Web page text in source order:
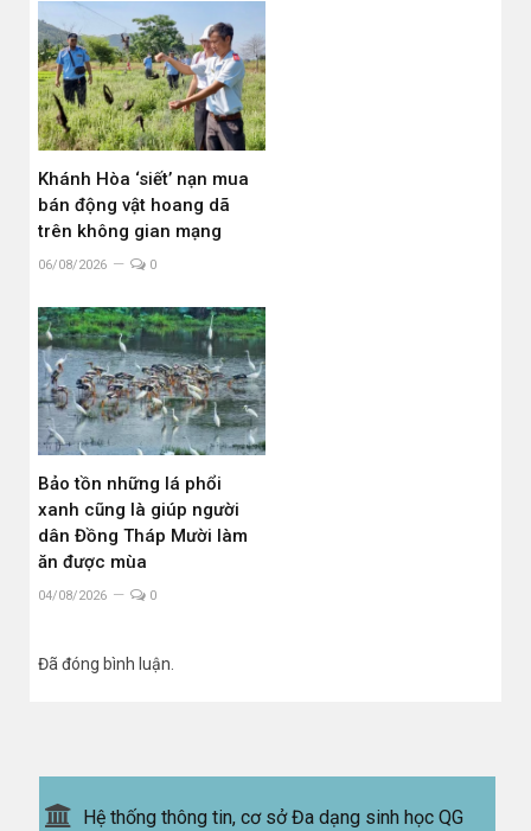
Khánh Hòa ‘siết’ nạn mua
bán động vật hoang dã
trên không gian mạng
06/08/2026 0
Bảo tồn những lá phổi
xanh cũng là giúp người
dân Đồng Tháp Mười làm
ăn được mùa
04/08/2026 0
Đã đóng bình luận.
Hệ thống thông tin, cơ sở Đa dạng sinh học QG